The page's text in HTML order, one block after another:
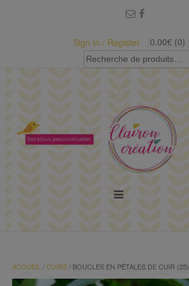
Sign In / Register
0.00€ (0)
Recherche
pour :
ACCUEIL /CUIRS/ BOUCLES EN PÉTALES DE CUIR (25)